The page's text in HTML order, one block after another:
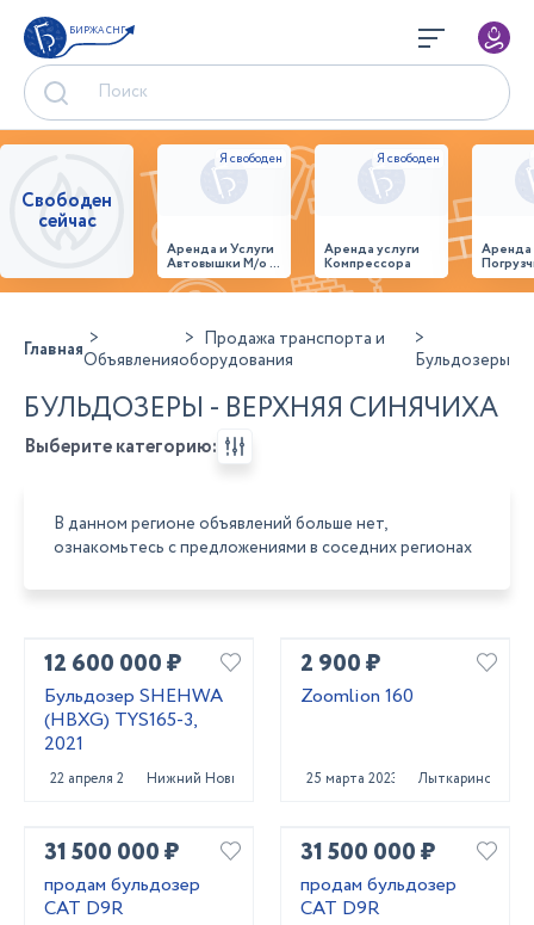
БИРЖА СНГ
Свободен
сейчас
Аренда и Услуги
Автовышки М/о г.
Домодедово
26,28,32 место
Аренда услуги
Компрессора
ГлавнаяОбъявления
Продажа транспорта и
оборудования
Бульдозеры
БУЛЬДОЗЕРЫ - ВЕРХНЯЯ СИНЯЧИХА
Выберите категорию:
В данном регионе объявлений больше нет,
ознакомьтесь с предложениями в соседних регионах
12 600 000 ₽
Бульдозер SHEHWA
(HBXG) TYS165-3,
2021
22 апреля 2022 Нижний Новгород
2 900 ₽
Zoomlion 160
25 марта 2023 Лыткарино
31 500 000 ₽
продам бульдозер
CAT D9R
31 500 000 ₽
продам бульдозер
CAT D9R